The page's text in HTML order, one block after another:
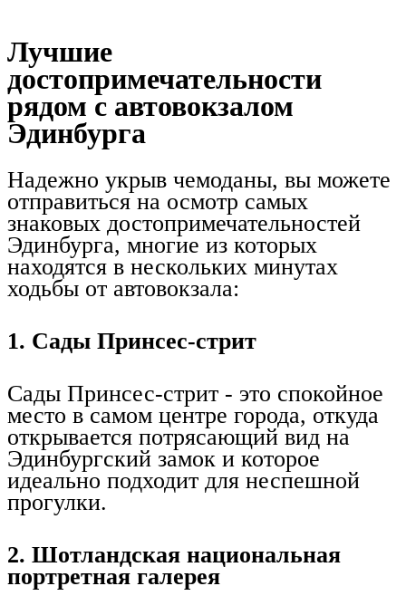
Лучшие
достопримечательности
рядом с автовокзалом
Эдинбурга
Надежно укрыв чемоданы, вы можете
отправиться на осмотр самых
знаковых достопримечательностей
Эдинбурга, многие из которых
находятся в нескольких минутах
ходьбы от автовокзала:
1. Сады Принсес-стрит
Сады Принсес-стрит - это спокойное
место в самом центре города, откуда
открывается потрясающий вид на
Эдинбургский замок и которое
идеально подходит для неспешной
прогулки.
2. Шотландская национальная
портретная галерея